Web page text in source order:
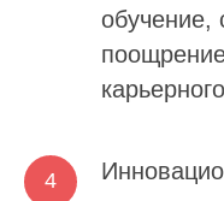
обучение,